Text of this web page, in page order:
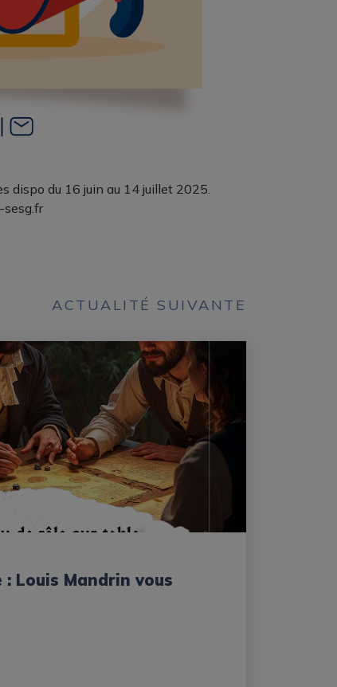
dispo du 16 juin au 14 juillet 2025.
sesg.fr
ACTUALITÉ SUIVANTE
Louis Mandrin vous